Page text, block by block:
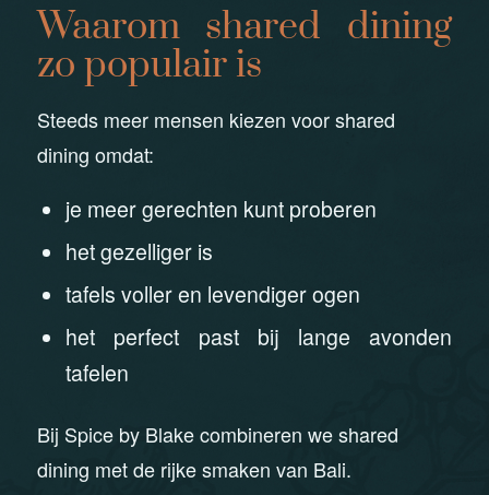
Waarom shared dining
zo populair is
Steeds meer mensen kiezen voor shared
dining omdat:
je meer gerechten kunt proberen
het gezelliger is
tafels voller en levendiger ogen
het perfect past bij lange avonden
tafelen
Bij Spice by Blake combineren we shared
dining met de rijke smaken van Bali.